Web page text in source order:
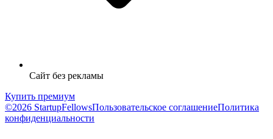
Сайт без рекламы
Купить премиум
©2026 StartupFellowsПользовательское соглашениеПолитика
конфиденциальности